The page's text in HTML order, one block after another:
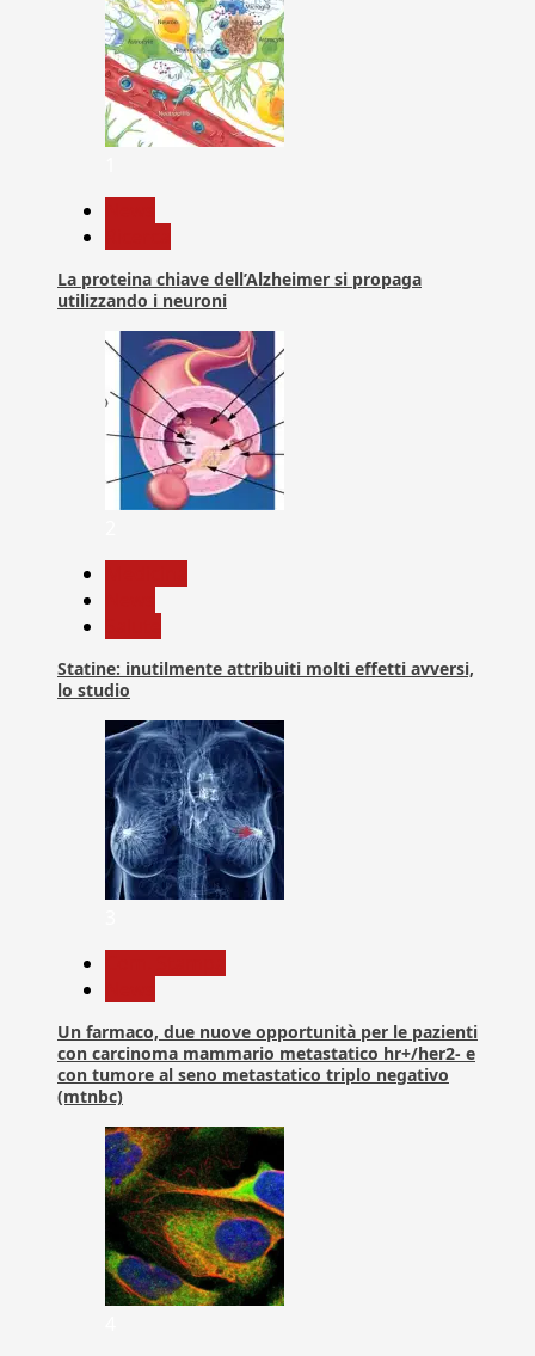
La proteina chiave dell’Alzheimer si propaga
utilizzando i neuroni
Statine: inutilmente attribuiti molti effetti avversi,
lo studio
Un farmaco, due nuove opportunità per le pazienti
con carcinoma mammario metastatico hr+/her2- e
con tumore al seno metastatico triplo negativo
(mtnbc)